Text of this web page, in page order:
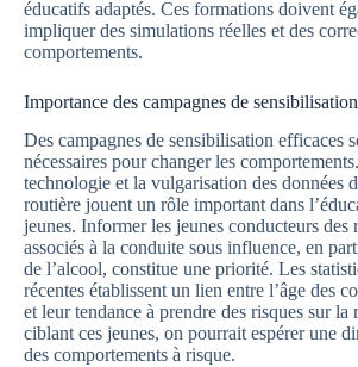
éducatifs adaptés. Ces formations doivent
impliquer des simulations réelles et des
comportements.
Importance des campagnes de sensibilisation
Des campagnes de sensibilisation efficaces
nécessaires pour changer les
technologie et la vulgarisation des données
routière jouent un rôle important dans
jeunes. Informer les jeunes conducteurs des
associés à la conduite sous influence, en
de l’alcool, constitue une priorité. Les
récentes établissent un lien entre l’âge des
et leur tendance à prendre des risques sur la
ciblant ces jeunes, on pourrait espérer une
des comportements à risque.